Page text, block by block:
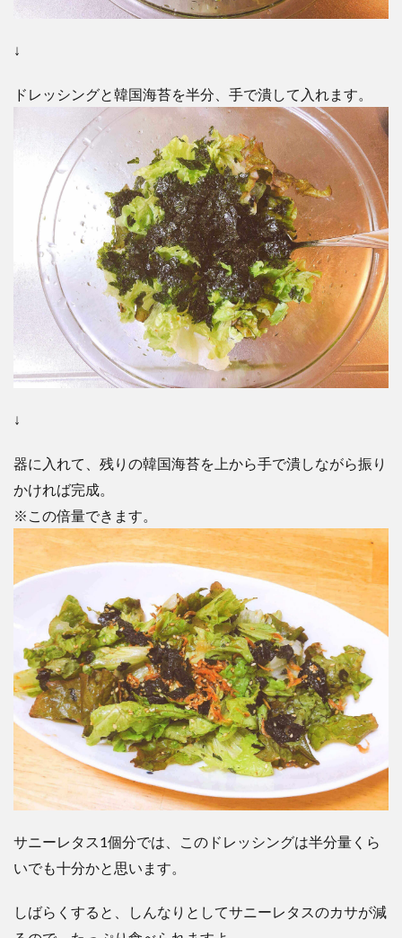
↓
ドレッシングと韓国海苔を半分、手で潰して入れます。
↓
器に入れて、残りの韓国海苔を上から手で潰しながら振り
かければ完成。
※この倍量できます。
サニーレタス1個分では、このドレッシングは半分量くら
いでも十分かと思います。
しばらくすると、しんなりとしてサニーレタスのカサが減